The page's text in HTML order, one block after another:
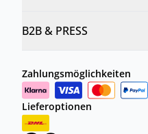
B2B & PRESS
Zahlungsmöglichkeiten
Lieferoptionen